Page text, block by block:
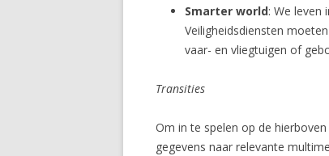
Smarter world: We leven
Veiligheidsdiensten
vaar- en vliegtuigen of
Transities
Om in te spelen op de
gegevens naar relevante